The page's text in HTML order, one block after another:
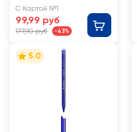
автоматическая
синяя, 0,5мм, с
топпером
С Картой №1
99,99 руб
177,90 руб -43%
5.0